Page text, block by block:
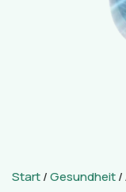
Start/Gesundheit/